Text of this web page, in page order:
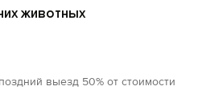
3000 рублей, который
уборки в день
животных
выезд 50% от стоимости